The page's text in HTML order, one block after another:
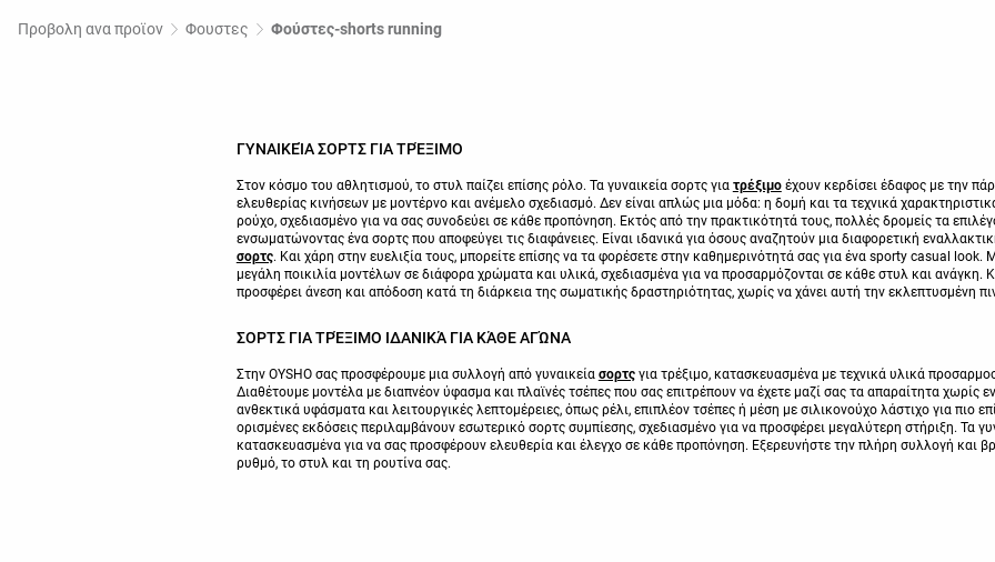
Προβολη ανα προϊον Φουστες Φούστες-shorts running
ΓΥΝΑΙΚΕΊΑ ΣΟΡΤΣ ΓΙΑ ΤΡΈΞΙΜΟ
Στον κόσμο του αθλητισμού, το στυλ παίζει επίσης ρόλο. Τα γυναικεία σορτς για τρέξιμοέχουν κερδίσει έδαφος με την
ελευθερίας κινήσεων με μοντέρνο και ανέμελο σχεδιασμό. Δεν είναι απλώς μια μόδα: η δομή και τα τεχνικά
ρούχο, σχεδιασμένο για να σας συνοδεύει σε κάθε προπόνηση. Εκτός από την πρακτικότητά τους, πολλές δρομείς τα
ενσωματώνοντας ένα σορτς που αποφεύγει τις διαφάνειες. Είναι ιδανικά για όσους αναζητούν μια διαφορετική
σορτς. Και χάρη στην ευελιξία τους, μπορείτε επίσης να τα φορέσετε στην καθημερινότητά σας για ένα sporty casual look.
μεγάλη ποικιλία μοντέλων σε διάφορα χρώματα και υλικά, σχεδιασμένα για να προσαρμόζονται σε κάθε στυλ και ανάγκη.
προσφέρει άνεση και απόδοση κατά τη διάρκεια της σωματικής δραστηριότητας, χωρίς να χάνει αυτή την εκλεπτυσμένη
ΣΟΡΤΣ ΓΙΑ ΤΡΈΞΙΜΟ ΙΔΑΝΙΚΆ ΓΙΑ ΚΆΘΕ ΑΓΏΝΑ
Στην OYSHO σας προσφέρουμε μια συλλογή από γυναικεία σορτςγια τρέξιμο, κατασκευασμένα με τεχνικά υλικά
Διαθέτουμε μοντέλα με διαπνέον ύφασμα και πλαϊνές τσέπες που σας επιτρέπουν να έχετε μαζί σας τα απαραίτητα χωρίς
ανθεκτικά υφάσματα και λειτουργικές λεπτομέρειες, όπως ρέλι, επιπλέον τσέπες ή μέση με σιλικονούχο λάστιχο για πιο
ορισμένες εκδόσεις περιλαμβάνουν εσωτερικό σορτς συμπίεσης, σχεδιασμένο για να προσφέρει μεγαλύτερη στήριξη. Τα
κατασκευασμένα για να σας προσφέρουν ελευθερία και έλεγχο σε κάθε προπόνηση. Εξερευνήστε την πλήρη συλλογή και
ρυθμό, το στυλ και τη ρουτίνα σας.